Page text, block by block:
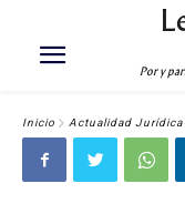
Por y
Inicio Actualidad Jurídica